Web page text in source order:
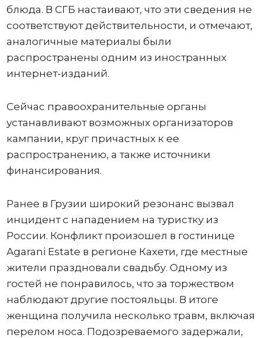
блюда. В СГБ настаивают, что эти сведения не
соответствуют действительности, и отмечают,
аналогичные материалы были
распространены одним из иностранных
интернет-изданий.
Сейчас правоохранительные органы
устанавливают возможных организаторов
кампании, круг причастных к ее
распространению, а также источники
финансирования.
Ранее в Грузии широкий резонанс вызвал
инцидент с нападением на туристку из
России. Конфликт произошел в гостинице
Agarani Estate в регионе Кахети, где местные
жители праздновали свадьбу. Одному из
гостей не понравилось, что за торжеством
наблюдают другие постояльцы. В итоге
женщина получила несколько травм, включая
перелом носа. Подозреваемого задержали,